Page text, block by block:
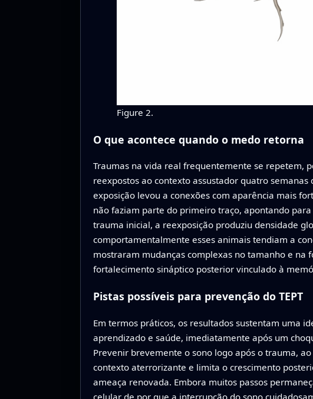
Figure 2.
O que acontece quando o medo retorna
Traumas na vida real frequentemente se repetem,
reexpostos ao contexto assustador quatro
exposição levou a conexões com aparência mais
não faziam parte do primeiro traço, apontando
trauma inicial, a reexposição produziu densidade
comportamentalmente esses animais tendiam a
mostraram mudanças complexas no tamanho e na
fortalecimento sináptico posterior vinculado à
Pistas possíveis para prevenção do TEPT
Em termos práticos, os resultados sustentam uma
aprendizado e saúde, imediatamente após um
Prevenir brevemente o sono logo após o trauma,
contexto aterrorizante e limita o crescimento
ameaça renovada. Embora muitos passos
celular de por que a interrupção do sono